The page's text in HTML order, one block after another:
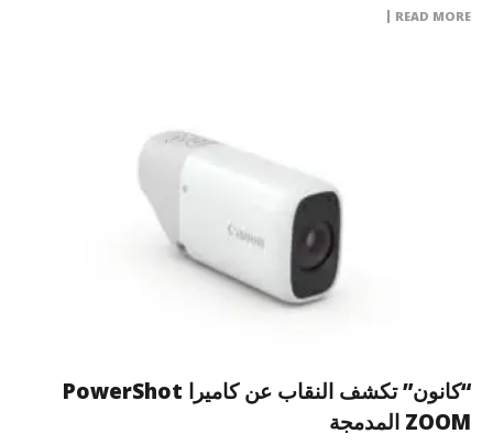
READ MORE
“كانون” تكشف النقاب عن كاميرا PowerShot
ZOOM المدمجة